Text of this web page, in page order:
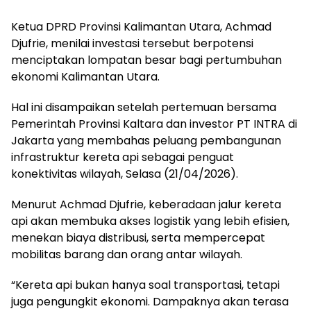
Ketua DPRD Provinsi Kalimantan Utara, Achmad
Djufrie, menilai investasi tersebut berpotensi
menciptakan lompatan besar bagi pertumbuhan
ekonomi Kalimantan Utara.
Hal ini disampaikan setelah pertemuan bersama
Pemerintah Provinsi Kaltara dan investor PT INTRA di
Jakarta yang membahas peluang pembangunan
infrastruktur kereta api sebagai penguat
konektivitas wilayah, Selasa (21/04/2026).
Menurut Achmad Djufrie, keberadaan jalur kereta
api akan membuka akses logistik yang lebih efisien,
menekan biaya distribusi, serta mempercepat
mobilitas barang dan orang antar wilayah.
“Kereta api bukan hanya soal transportasi, tetapi
juga pengungkit ekonomi. Dampaknya akan terasa